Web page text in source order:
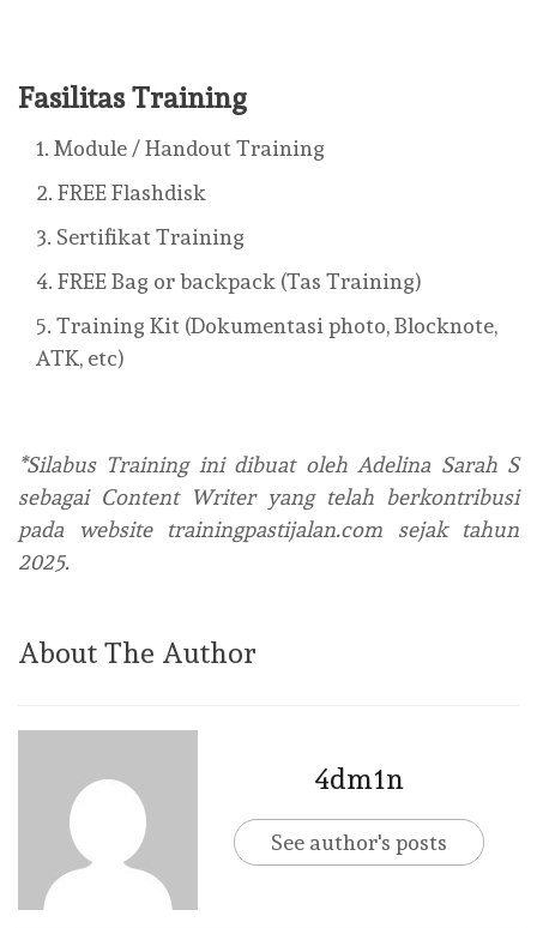
Fasilitas Training
Module / Handout Training
FREE Flashdisk
Sertifikat Training
FREE Bag or backpack (Tas Training)
Training Kit (Dokumentasi photo, Blocknote,
ATK, etc)
*Silabus Training ini dibuat oleh Adelina Sarah S
sebagai Content Writer yang telah berkontribusi
pada website trainingpastijalan.com sejak tahun
2025.
About The Author
4dm1n
See author's posts